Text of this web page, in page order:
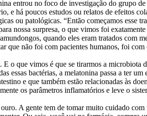
entrou no foco de investigação do grupo
e há poucos estudos ou relatos de efeitos
ou patológicas. “Então começamos esse
nossa surpresa, o que vimos foi
quando eles eram tratados com
que não foi com pacientes humanos, foi
o que vimos é que se tirarmos a microbiota
essas bactérias, a melatonina passa a ter
e que também estão relacionadas às
os parâmetros inflamatórios e leve o
A gente tem de tomar muito cuidado